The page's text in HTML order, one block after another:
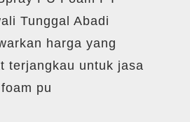
Tunggal Abadi
harga yang
terjangkau untuk jasa
pu